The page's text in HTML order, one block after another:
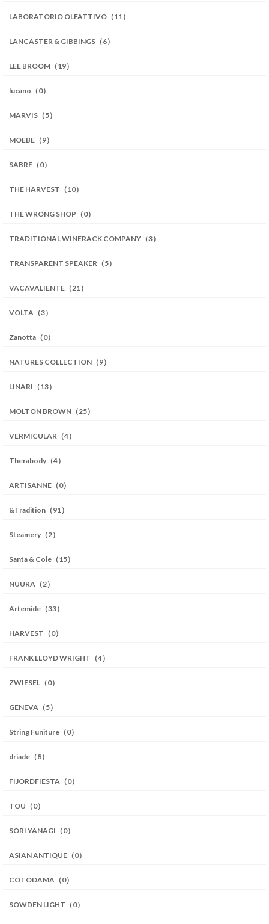
LABORATORIO OLFATTIVO（11）
LANCASTER & GIBBINGS（6）
LEE BROOM（19）
lucano（0）
MARVIS（5）
MOEBE（9）
SABRE（0）
THE HARVEST（10）
THE WRONG SHOP（0）
TRADITIONAL WINERACK COMPANY（3）
TRANSPARENT SPEAKER（5）
VACAVALIENTE（21）
VOLTA（3）
Zanotta（0）
NATURES COLLECTION（9）
LINARI（13）
MOLTON BROWN（25）
VERMICULAR（4）
Therabody（4）
ARTISANNE（0）
&Tradition（91）
Steamery（2）
Santa & Cole（15）
NUURA（2）
Artemide（33）
HARVEST（0）
FRANK LLOYD WRIGHT（4）
ZWIESEL（0）
GENEVA（5）
String Funiture（0）
driade（8）
FIJORDFIESTA（0）
TOU（0）
SORI YANAGI（0）
ASIAN ANTIQUE（0）
COTODAMA（0）
SOWDEN LIGHT（0）